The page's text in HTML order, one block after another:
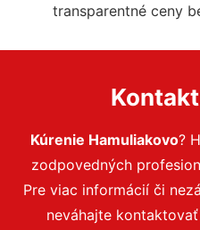
transparentné ceny
Kúrenie Hamuliakovo?
zodpovedných
Pre viac informácií či
neváhajte